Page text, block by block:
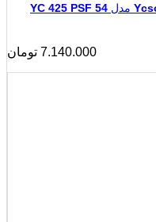
پنل خورشیدی 425 وات مونوکریستال Ycsolar مدل YC 425 PSF 54
7.140.000 تومان